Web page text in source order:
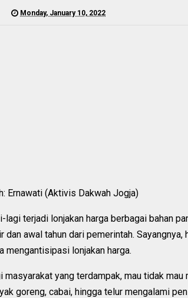
Monday, January 10, 2022
Ernawati (Aktivis Dakwah Jogja)
lagi terjadi lonjakan harga berbagai bahan
dan awal tahun dari pemerintah.
mengantisipasi lonjakan harga.
masyarakat yang terdampak, mau tidak
goreng, cabai, hingga telur mengalami